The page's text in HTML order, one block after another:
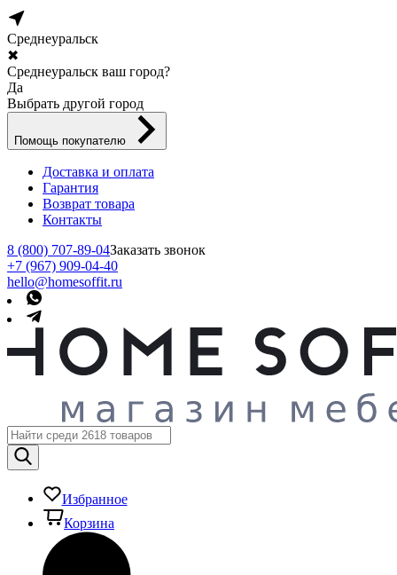
Среднеуральск
✖
Среднеуральск ваш город?
Да
Выбрать другой город
Помощь покупателю
Доставка и оплата
Гарантия
Возврат товара
Контакты
8 (800) 707-89-04Заказать звонок
+7 (967) 909-04-40
hello@homesoffit.ru
Избранное
Корзина